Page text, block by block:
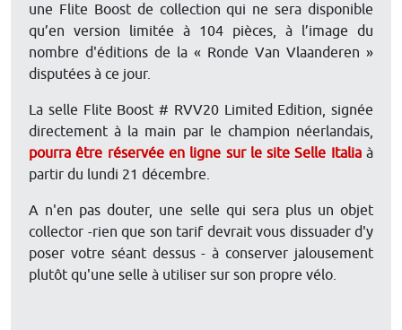
une Flite Boost de collection qui ne sera disponible
qu’en version limitée à 104 pièces, à l’image du
nombre d'éditions de la « Ronde Van Vlaanderen »
disputées à ce jour.
La selle Flite Boost # RVV20 Limited Edition, signée
directement à la main par le champion néerlandais,
pourra être réservée en ligne sur le site Selle Italiaà
partir du lundi 21 décembre.
A n'en pas douter, une selle qui sera plus un objet
collector -rien que son tarif devrait vous dissuader d'y
poser votre séant dessus - à conserver jalousement
plutôt qu'une selle à utiliser sur son propre vélo.